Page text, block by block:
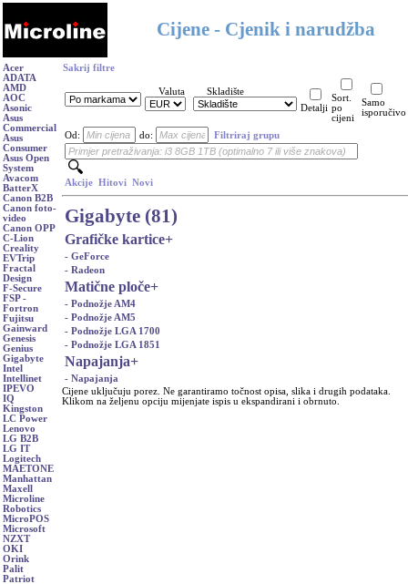
Cijene - Cjenik i narudžba
Acer
ADATA
AMD
AOC
Asonic
Asus
Commercial
Asus
Consumer
Asus Open
System
Avacom
BatterX
Canon B2B
Canon foto-
video
Canon OPP
C-Lion
Creality
EVTrip
Fractal
Design
F-Secure
FSP -
Fortron
Fujitsu
Gainward
Genesis
Genius
Gigabyte
Intel
Intellinet
IPEVO
IQ
Kingston
LC Power
Lenovo
LG B2B
LG IT
Logitech
MAETONE
Manhattan
Maxell
Microline
Robotics
MicroPOS
Microsoft
NZXT
OKI
Orink
Palit
Patriot
Sakrij filtre
Valuta
Skladište
Detalji
Sort.
po
cijeni
Samo
isporučivo
Od: do: Filtriraj grupu
Akcije Hitovi Novi
Gigabyte (81)
Grafičke kartice+
- GeForce
- Radeon
Matične ploče+
- Podnožje AM4
- Podnožje AM5
- Podnožje LGA 1700
- Podnožje LGA 1851
Napajanja+
- Napajanja
Cijene uključuju porez. Ne garantiramo točnost opisa, slika i drugih podataka.
Klikom na željenu opciju mijenjate ispis u ekspandirani i obrnuto.